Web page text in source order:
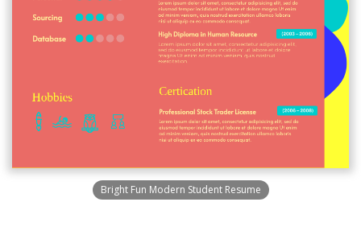
Bright Fun Modern Student Resume